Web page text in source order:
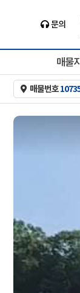
문의
매물
매물번호